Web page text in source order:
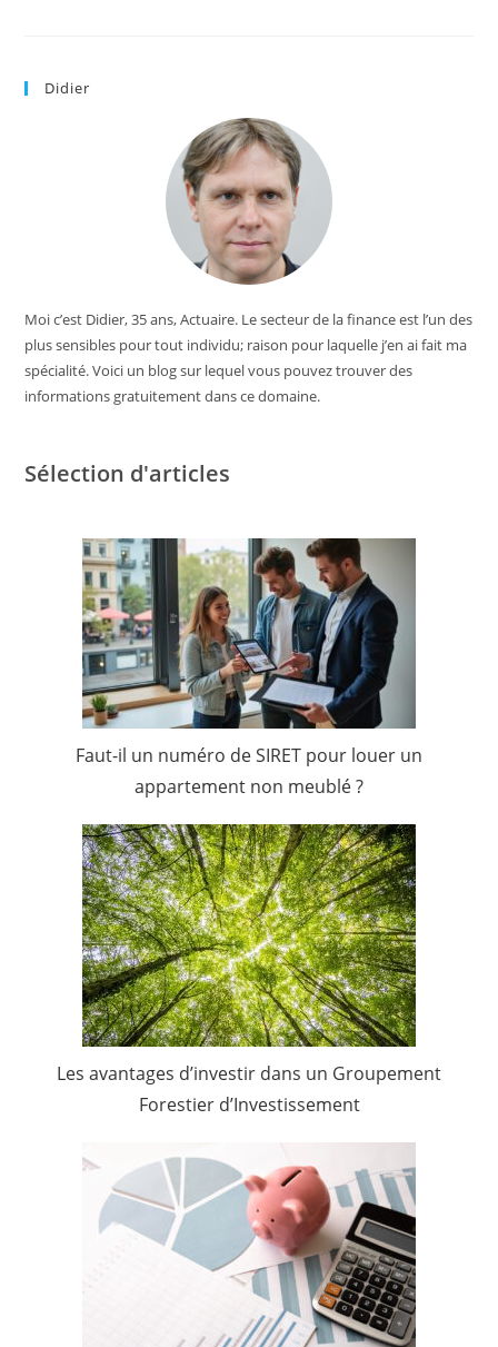
Didier
Moi c’est Didier, 35 ans, Actuaire. Le secteur de la finance est l’un des
plus sensibles pour tout individu; raison pour laquelle j’en ai fait ma
spécialité. Voici un blog sur lequel vous pouvez trouver des
informations gratuitement dans ce domaine.
Sélection d'articles
Faut-il un numéro de SIRET pour louer un
appartement non meublé ?
Les avantages d’investir dans un Groupement
Forestier d’Investissement